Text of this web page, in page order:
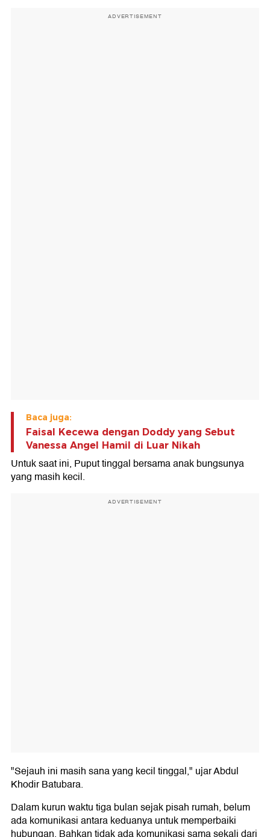
ADVERTISEMENT
Baca juga:
Faisal Kecewa dengan Doddy yang Sebut
Vanessa Angel Hamil di Luar Nikah
Untuk saat ini, Puput tinggal bersama anak bungsunya
yang masih kecil.
ADVERTISEMENT
"Sejauh ini masih sana yang kecil tinggal," ujar Abdul
Khodir Batubara.
Dalam kurun waktu tiga bulan sejak pisah rumah, belum
ada komunikasi antara keduanya untuk memperbaiki